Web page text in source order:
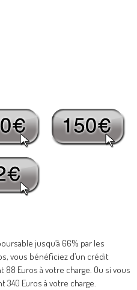
jusqu’à 66% par les
vous bénéficiez d’un crédit
Euros à votre charge. Ou si vous
340 Euros à votre charge.